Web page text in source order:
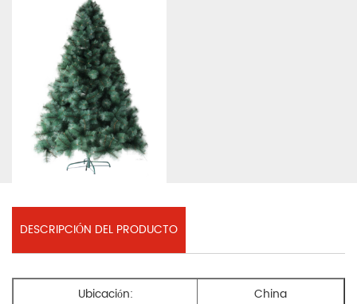
DESCRIPCIÓN DEL PRODUCTO
Ubicación:
China